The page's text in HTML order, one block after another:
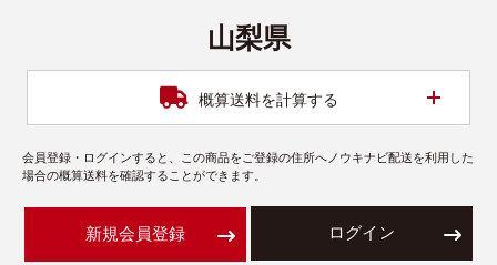
山梨県
概算送料を計算する
会員登録・ログインすると、この商品をご登録の住所へノウキナビ配送を利用した
場合の概算送料を確認することができます。
新規会員登録 ログイン